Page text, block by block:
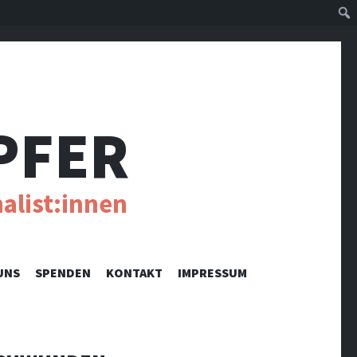
SPENDEN KONTAKT IMPRESSUM